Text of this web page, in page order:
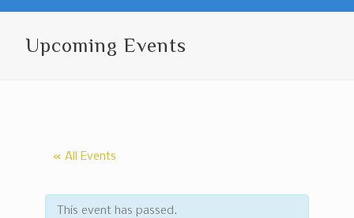
Upcoming Events
« All Events
This event has passed.